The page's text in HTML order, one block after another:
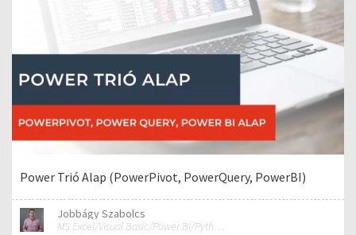
Power Trió Alap (PowerPivot, PowerQuery, PowerBI)
Jobbágy Szabolcs
MS Excel/Visual Basic/Power BI/Python adatelemzési szakértő